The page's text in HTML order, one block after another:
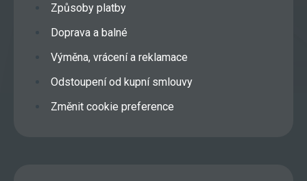
Způsoby platby
Doprava a balné
Výměna, vrácení a reklamace
Odstoupení od kupní smlouvy
Změnit cookie preference